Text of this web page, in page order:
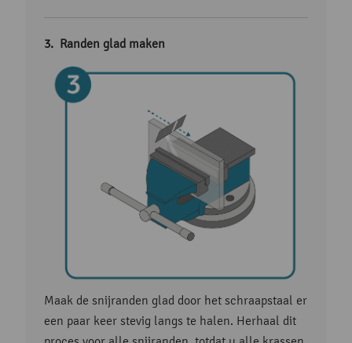
Randen glad maken
Maak de snijranden glad door het schraapstaal er
een paar keer stevig langs te halen. Herhaal dit